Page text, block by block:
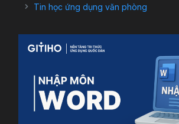
Tin học ứng dụng văn phòng